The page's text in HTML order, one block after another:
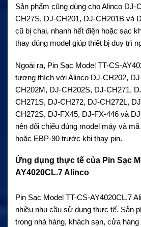
Sản phẩm cũng dùng cho Alinco DJ-
CH27S, DJ-CH201, DJ-CH201B và
cũ bị chai, nhanh hết điện hoặc sạc
thay đúng model giúp thiết bị duy trì
Ngoài ra, Pin Sạc Model TT-CS-
tương thích với Alinco DJ-CH202,
CH202M, DJ-CH202S, DJ-CH271,
CH271S, DJ-CH272, DJ-CH272L,
CH272S, DJ-FX45, DJ-FX-446 và
nên đối chiếu đúng model máy và
hoặc EBP-90 trước khi thay pin.
Ứng dụng thực tế của Pin Sạc
AY4020CL.7 Alinco
Pin Sạc Model TT-CS-AY4020CL.7
nhiều nhu cầu sử dụng thực tế. Sản
trong nhà hàng, khách sạn, cửa